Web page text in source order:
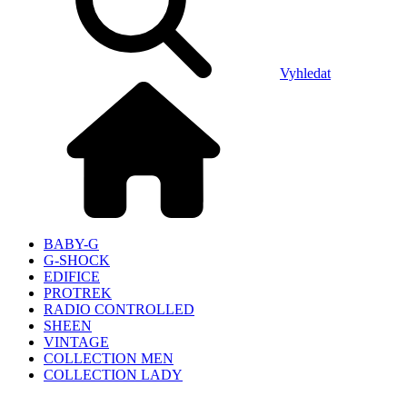
Vyhledat
BABY-G
G-SHOCK
EDIFICE
PROTREK
RADIO CONTROLLED
SHEEN
VINTAGE
COLLECTION MEN
COLLECTION LADY